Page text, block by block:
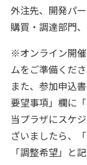
外注先、開発パ
購買・調達部門
※オンライン開
ムをご準備くださ
また、参加申込
要望事項」欄に
当プラザにスケ
ざいましたら、
「調整希望」と